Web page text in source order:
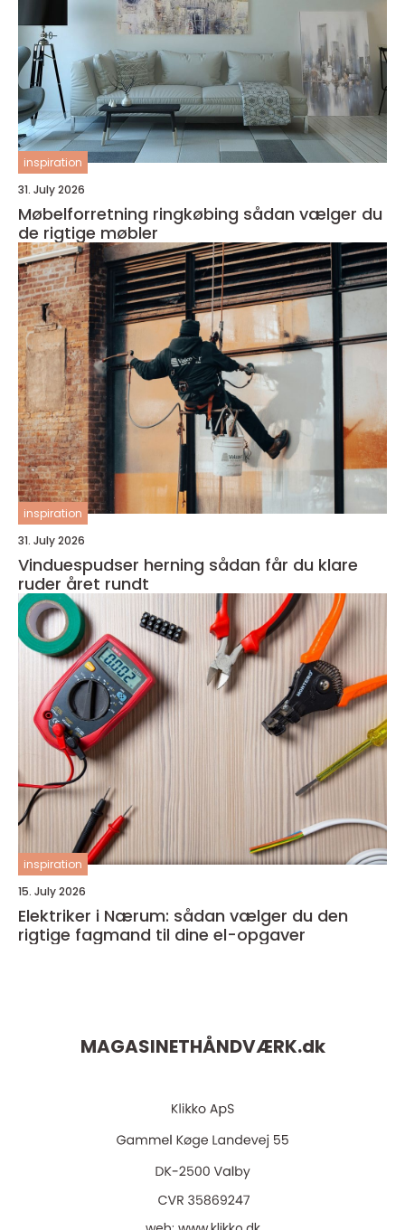
inspiration
31. July 2026
Møbelforretning ringkøbing sådan vælger du
de rigtige møbler
inspiration
31. July 2026
Vinduespudser herning sådan får du klare
ruder året rundt
inspiration
15. July 2026
Elektriker i Nærum: sådan vælger du den
rigtige fagmand til dine el-opgaver
MAGASINETHÅNDVÆRK.dk